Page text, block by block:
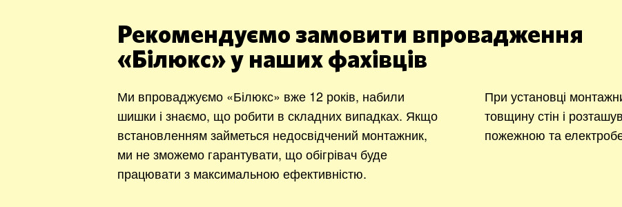
Рекомендуємо замовити впровадження
«Білюкс» у наших фахівців
Ми впроваджуємо «Білюкс» вже 12 років, набили
шишки і знаємо, що робити в складних випадках. Якщо
встановленням займеться недосвідчений монтажник,
ми не зможемо гарантувати, що обігрівач буде
працювати з максимальною ефективністю.
При установці
товщину стін і
пожежною та